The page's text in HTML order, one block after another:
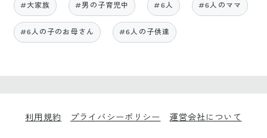
#大家族 #男の子育児中 #6人 #6人のママ
#6人の子のお母さん #6人の子供達
利用規約 プライバシーポリシー 運営会社について